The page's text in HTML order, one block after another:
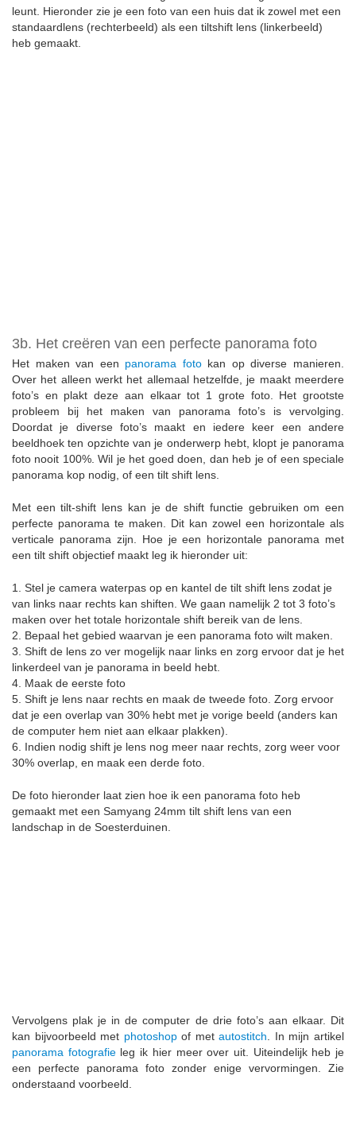
leunt. Hieronder zie je een foto van een huis dat ik zowel met een
standaardlens (rechterbeeld) als een tiltshift lens (linkerbeeld)
heb gemaakt.
3b. Het creëren van een perfecte panorama foto
Het maken van een panorama fotokan op diverse manieren.
Over het alleen werkt het allemaal hetzelfde, je maakt meerdere
foto’s en plakt deze aan elkaar tot 1 grote foto. Het grootste
probleem bij het maken van panorama foto’s is vervolging.
Doordat je diverse foto’s maakt en iedere keer een andere
beeldhoek ten opzichte van je onderwerp hebt, klopt je panorama
foto nooit 100%. Wil je het goed doen, dan heb je of een speciale
panorama kop nodig, of een tilt shift lens.
Met een tilt-shift lens kan je de shift functie gebruiken om een
perfecte panorama te maken. Dit kan zowel een horizontale als
verticale panorama zijn. Hoe je een horizontale panorama met
een tilt shift objectief maakt leg ik hieronder uit:
1. Stel je camera waterpas op en kantel de tilt shift lens zodat je
van links naar rechts kan shiften. We gaan namelijk 2 tot 3 foto’s
maken over het totale horizontale shift bereik van de lens.
2. Bepaal het gebied waarvan je een panorama foto wilt maken.
3. Shift de lens zo ver mogelijk naar links en zorg ervoor dat je het
linkerdeel van je panorama in beeld hebt.
4. Maak de eerste foto
5. Shift je lens naar rechts en maak de tweede foto. Zorg ervoor
dat je een overlap van 30% hebt met je vorige beeld (anders kan
de computer hem niet aan elkaar plakken).
6. Indien nodig shift je lens nog meer naar rechts, zorg weer voor
30% overlap, en maak een derde foto.
De foto hieronder laat zien hoe ik een panorama foto heb
gemaakt met een Samyang 24mm tilt shift lens van een
landschap in de Soesterduinen.
Vervolgens plak je in de computer de drie foto’s aan elkaar. Dit
kan bijvoorbeeld met photoshopof metautostitch . In mijn artikel
panorama fotografieleg ik hier meer over uit. Uiteindelijk heb je
een perfecte panorama foto zonder enige vervormingen. Zie
onderstaand voorbeeld.